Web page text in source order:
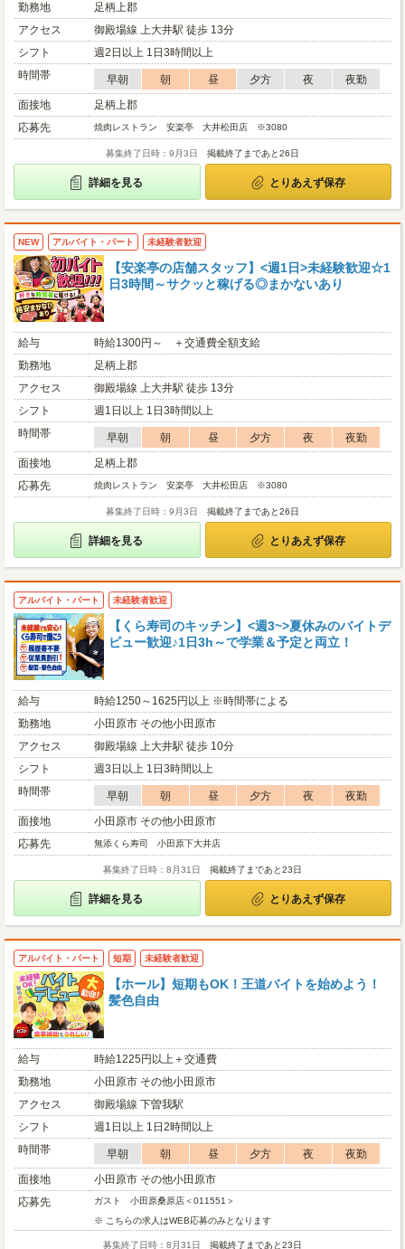
勤務地
足柄上郡
アクセス
御殿場線 上大井駅 徒歩 13分
シフト
週2日以上 1日3時間以上
時間帯
早朝 朝 昼 夕方 夜
夜勤
面接地
足柄上郡
応募先
焼肉レストラン 安楽亭 大井松田店 ※3080
募集終了日時：9月3日 掲載終了まであと26日
詳細を見る とりあえず保存
NEW アルバイト・パート 未経験者歓迎
【安楽亭の店舗スタッフ】<週1日>未経験歓迎☆1
日3時間～サクッと稼げる◎まかないあり
給与
時給1300円～ ＋交通費全額支給
勤務地
足柄上郡
アクセス
御殿場線 上大井駅 徒歩 13分
シフト
週1日以上 1日3時間以上
時間帯
早朝 朝 昼 夕方 夜
夜勤
面接地
足柄上郡
応募先
焼肉レストラン 安楽亭 大井松田店 ※3080
募集終了日時：9月3日 掲載終了まであと26日
詳細を見る とりあえず保存
アルバイト・パート 未経験者歓迎
【くら寿司のキッチン】<週3~>夏休みのバイトデ
ビュー歓迎♪1日3h～で学業＆予定と両立！
給与
時給1250～1625円以上 ※時間帯による
勤務地
小田原市 その他小田原市
アクセス
御殿場線 上大井駅 徒歩 10分
シフト
週3日以上 1日3時間以上
時間帯
早朝 朝 昼 夕方 夜
夜勤
面接地
小田原市 その他小田原市
応募先
無添くら寿司 小田原下大井店
募集終了日時：8月31日 掲載終了まであと23日
詳細を見る とりあえず保存
アルバイト・パート 短期 未経験者歓迎
【ホール】短期もOK！王道バイトを始めよう！
髪色自由
給与
時給1225円以上＋交通費
勤務地
小田原市 その他小田原市
アクセス
御殿場線 下曽我駅
シフト
週1日以上 1日2時間以上
時間帯
早朝 朝 昼 夕方 夜
夜勤
面接地
小田原市 その他小田原市
応募先
ガスト 小田原桑原店＜011551＞
※ こちらの求人はWEB応募のみとなります
募集終了日時：8月31日 掲載終了まであと23日